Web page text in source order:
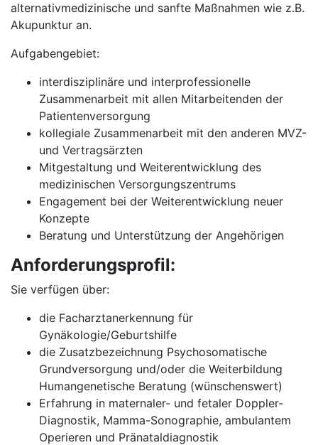
alternativmedizinische und sanfte Maßnahmen wie z.B.
Akupunktur an.
Aufgabengebiet:
interdisziplinäre und interprofessionelle
Zusammenarbeit mit allen Mitarbeitenden der
Patientenversorgung
kollegiale Zusammenarbeit mit den anderen MVZ-
und Vertragsärzten
Mitgestaltung und Weiterentwicklung des
medizinischen Versorgungszentrums
Engagement bei der Weiterentwicklung neuer
Konzepte
Beratung und Unterstützung der Angehörigen
Anforderungsprofil:
Sie verfügen über:
die Facharztanerkennung für
Gynäkologie/Geburtshilfe
die Zusatzbezeichnung Psychosomatische
Grundversorgung und/oder die Weiterbildung
Humangenetische Beratung (wünschenswert)
Erfahrung in maternaler- und fetaler Doppler-
Diagnostik, Mamma-Sonographie, ambulantem
Operieren und Pränataldiagnostik